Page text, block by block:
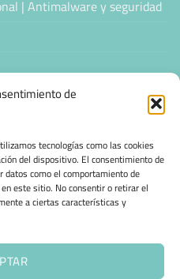
de
tecnologías como las cookies
del dispositivo. El consentimiento de
como el comportamiento de
este sitio. No consentir o retirar el
a ciertas características y
| Antimalware y seguridad
Online